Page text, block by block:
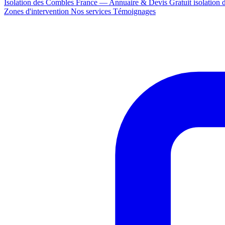
Isolation des Combles France — Annuaire & Devis Gratuit isolation
Zones d'intervention Nos services Témoignages